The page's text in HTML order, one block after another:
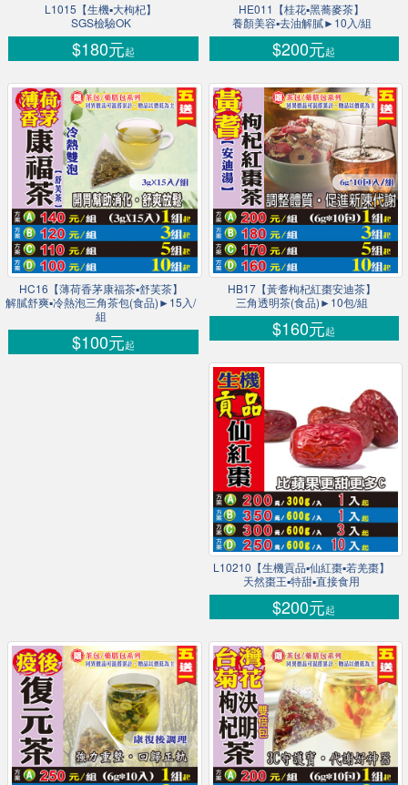
L1015【生機▪大枸杞】
SGS檢驗OK
$180元起
HE011【桂花▪黑蕎麥茶】
養顏美容▪去油解膩►10入/組
$200元起
HC16【薄荷香茅康福茶▪舒芙茶】
解膩舒爽▪冷熱泡三角茶包(食品)►15入/
組
$100元起
HB17【黃耆枸杞紅棗安迪茶】
三角透明茶(食品)►10包/組
$160元起
L10210【生機貢品▪仙紅棗▪若羌棗】
天然棗王▪特甜▪直接食用
$200元起